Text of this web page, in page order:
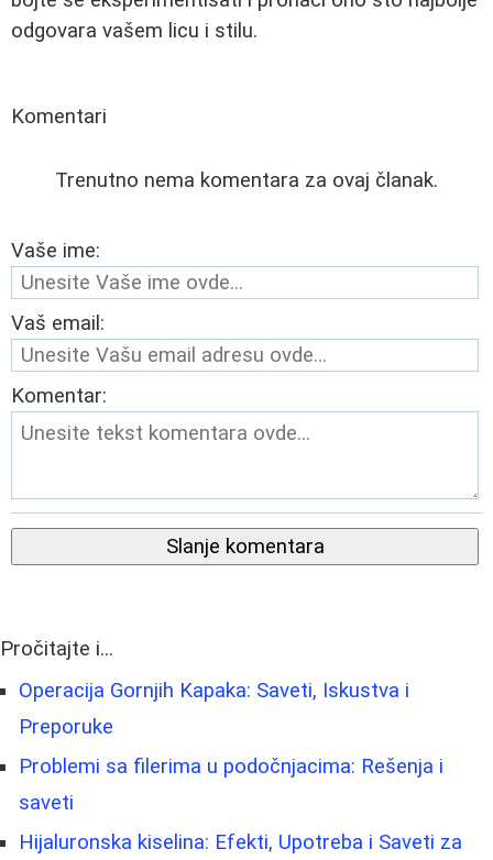
odgovara vašem licu i stilu.
Komentari
Trenutno nema komentara za ovaj članak.
Vaše ime:
Vaš email:
Komentar:
Slanje komentara
Pročitajte i...
Operacija Gornjih Kapaka: Saveti, Iskustva i
Preporuke
Problemi sa filerima u podočnjacima: Rešenja i
saveti
Hijaluronska kiselina: Efekti, Upotreba i Saveti za